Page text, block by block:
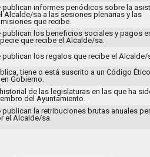
publican informes periódicos sobre la
Alcalde/sa a las sesiones plenarias y las
que recibe.
publican los beneficios sociales y pagos
que recibe el Alcalde/sa.
publican los regalos que recibe el Alcalde/
tiene o está suscrito a un Código
Gobierno.
de las legislaturas en las que ha
del Ayuntamiento.
publican la retribuciones brutas anuales
el Alcalde/sa.